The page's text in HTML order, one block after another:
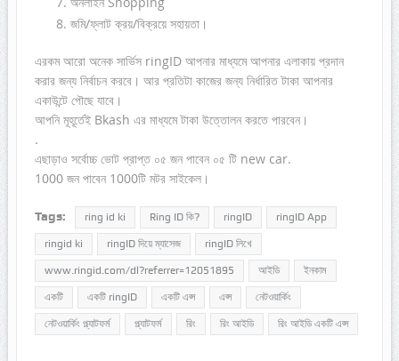
জমি/ফ্লাট ক্রয়/বিক্রয়ে সহায়তা।
এরকম আরো অনেক সার্ভিস ringID আপনার মাধ্যমে আপনার এলাকায় প্রদান
করার জন্য নির্বাচন করবে। আর প্রতিটা কাজের জন্য নির্ধারিত টাকা আপনার
একাউন্টে পৌছে যাবে।
আপনি মূহূর্তেই Bkash এর মাধ্যমে টাকা উত্তোলন করতে পারবেন।
.
এছাড়াও সর্বোচ্চ ভোট প্রাপ্ত ০৫ জন পাবেন ০৫ টি new car.
1000 জন পাবেন 1000টি মটর সাইকেল।
Tags: ring id ki Ring ID কি? ringID ringID App
ringid ki ringID দিয়ে ম্যাসেজ ringID লিখে
www.ringid.com/dl?referrer=12051895 আইডি ইনকাম
একটি একটি ringID একটি এপ্স এপ্স নেটওয়ার্কিং
নেটওয়ার্কিং প্ল্যাটফর্ম প্ল্যাটফর্ম রিং রিং আইডি রিং আইডি একটি এপ্স